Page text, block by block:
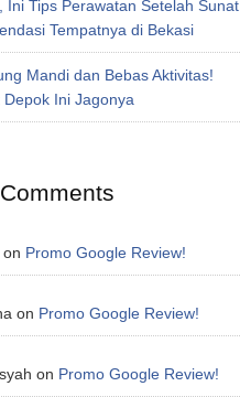
Ini Tips Perawatan Setelah Sunat
Tempatnya di Bekasi
Mandi dan Bebas Aktivitas!
Depok Ini Jagonya
on Promo Google Review!
on Promo Google Review!
on Promo Google Review!